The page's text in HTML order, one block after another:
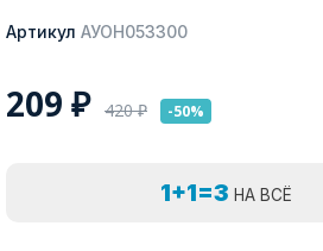
Артикул АУОН053300
209 ₽ 420₽ -50%
1+1=3 НА ВСЁ